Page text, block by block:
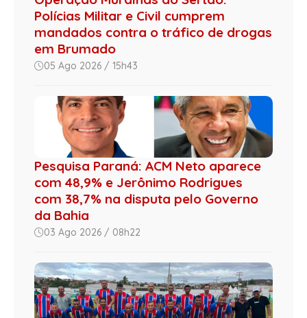
Polícias Militar e Civil cumprem
mandados contra o tráfico de drogas
em Brumado
05 Ago 2026 / 15h43
Pesquisa Paraná: ACM Neto aparece
com 48,9% e Jerônimo Rodrigues
com 38,7% na disputa pelo Governo
da Bahia
03 Ago 2026 / 08h22